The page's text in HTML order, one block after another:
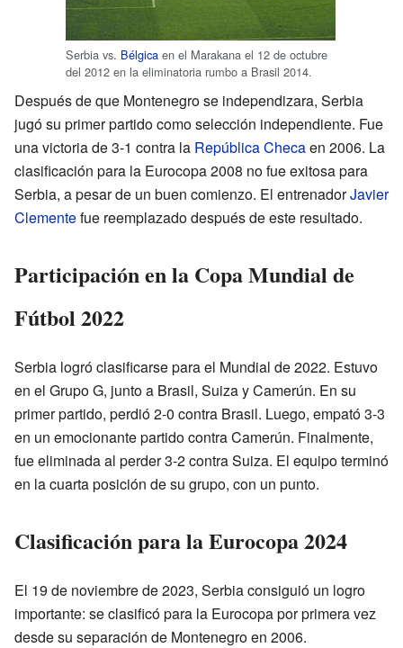
Serbia vs. Bélgica en el Marakana el 12 de octubre
del 2012 en la eliminatoria rumbo a Brasil 2014.
Después de que Montenegro se independizara, Serbia
jugó su primer partido como selección independiente. Fue
una victoria de 3-1 contra la República Checaen 2006. La
clasificación para la Eurocopa 2008 no fue exitosa para
Serbia, a pesar de un buen comienzo. El entrenadorJavier
Clementefue reemplazado después de este resultado.
Participación en la Copa Mundial de
Fútbol 2022
Serbia logró clasificarse para el Mundial de 2022. Estuvo
en el Grupo G, junto a Brasil, Suiza y Camerún. En su
primer partido, perdió 2-0 contra Brasil. Luego, empató 3-3
en un emocionante partido contra Camerún. Finalmente,
fue eliminada al perder 3-2 contra Suiza. El equipo terminó
en la cuarta posición de su grupo, con un punto.
Clasificación para la Eurocopa 2024
El 19 de noviembre de 2023, Serbia consiguió un logro
importante: se clasificó para la Eurocopa por primera vez
desde su separación de Montenegro en 2006.